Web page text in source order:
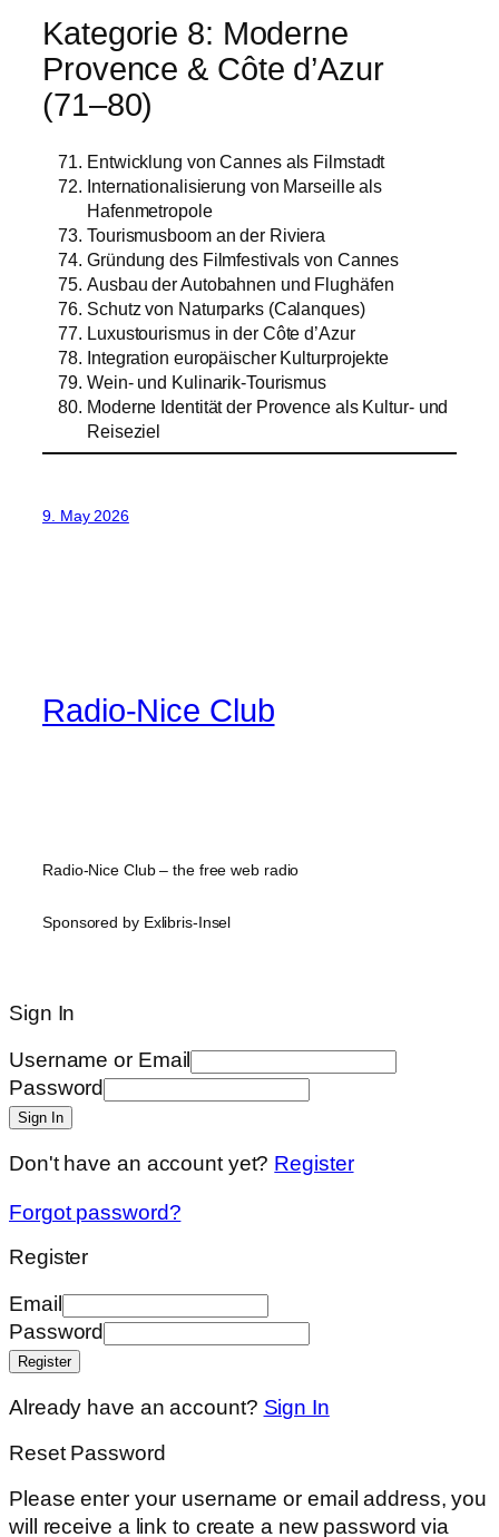
Kategorie 8: Moderne
Provence & Côte d’Azur
(71–80)
Entwicklung von Cannes als Filmstadt
Internationalisierung von Marseille als
Hafenmetropole
Tourismusboom an der Riviera
Gründung des Filmfestivals von Cannes
Ausbau der Autobahnen und Flughäfen
Schutz von Naturparks (Calanques)
Luxustourismus in der Côte d’Azur
Integration europäischer Kulturprojekte
Wein- und Kulinarik-Tourismus
Moderne Identität der Provence als Kultur- und
Reiseziel
9. May 2026
Radio-Nice Club
Radio-Nice Club – the free web radio
Sponsored by Exlibris-Insel
Sign In
Username or Email
Password
Sign In
Don't have an account yet? Register
Forgot password?
Register
Email
Password
Register
Already have an account? Sign In
Reset Password
Please enter your username or email address, you
will receive a link to create a new password via